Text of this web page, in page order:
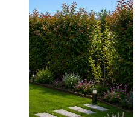
Rodilhan (30230)
66 500 €